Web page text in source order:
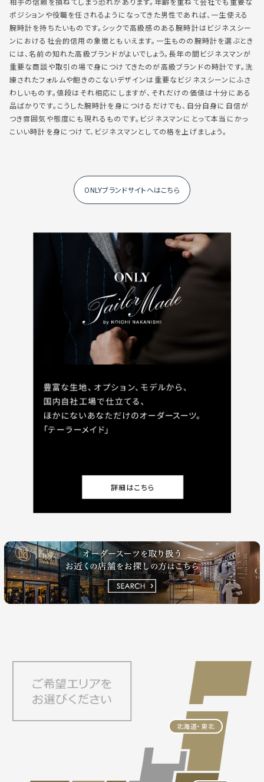
相手の信頼を損ねてしまう恐れがあります。年齢を重ねて会社でも重要な
ポジションや役職を任されるようになってきた男性であれば、一生使える
腕時計を持ちたいものです。シックで高級感のある腕時計はビジネスシー
ンにおける社会的信用の象徴ともいえます。一生ものの腕時計を選ぶとき
には、名前の知れた高級ブランドがよいでしょう。長年の間ビジネスマンが
重要な商談や取引の場で身につけてきたのが高級ブランドの時計です。洗
練されたフォルムや飽きのこないデザインは重要なビジネスシーンにふさ
わしいものす。値段はそれ相応にしますが、それだけの価値は十分にある
品ばかりです。こうした腕時計を身につけるだけでも、自分自身に自信が
つき雰囲気や態度にも現れるものです。ビジネスマンにとって本当にかっ
こいい時計を身につけて、ビジネスマンとしての格を上げましょう。
ONLYブランドサイトへはこちら
北海道・東北